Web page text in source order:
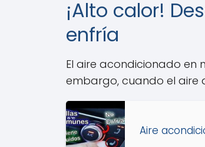
¡Alto calor!
enfría
El aire acondicionado en
embargo, cuando el aire
Aire